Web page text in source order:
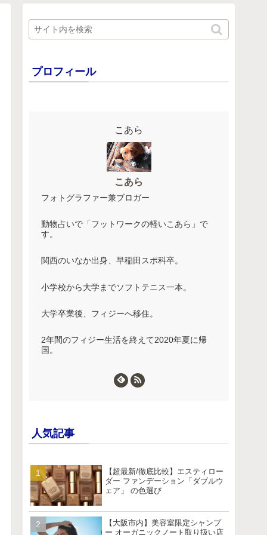
プロフィール
こあら
こあら
フォトグラファー兼ブロガー
動物占いで「フットワークの軽いこあら」で
す。
関西のいなか出身、早稲田スポ科卒。
小学校から大学までソフトテニス一本。
大学卒業後、フィジーへ移住。
2年間のフィジー生活を終えて2020年夏に帰
国。
人気記事
【超最新/徹底比較】エスティロー
ダー ファンデーション「ダブルウ
ェア」 の色選び
【大阪市内】美容室限定シャンプ
ー オーガニックノート取り扱い店